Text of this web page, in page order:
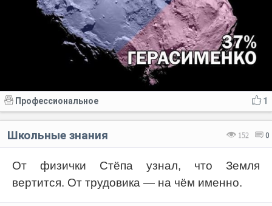
1
Профессиональное
152 0
Школьные знания
От физички Стёпа узнал, что Земля
вертится. От трудовика — на чём именно.